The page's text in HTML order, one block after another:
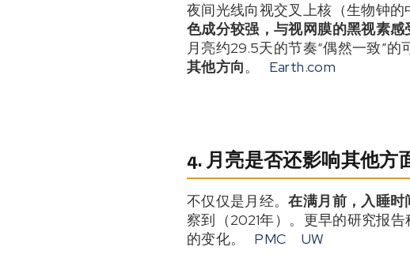
夜间光线向视交叉上核（生物钟的
色成分较强，与视网膜的黑视素感
月亮约29.5天的节奏“偶然一致”
其他方向。 Earth.com
4. 月亮是否还影响其他方
不仅仅是月经。在满月前，入睡
察到（2021年）。更早的研究报告
的变化。
PMC UW